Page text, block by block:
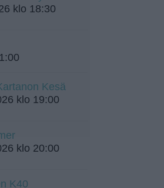
klo 18:30
Kesä
klo 19:00
klo 20:00
K40